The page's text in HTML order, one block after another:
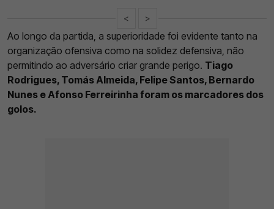
< >
Ao longo da partida, a superioridade foi evidente tanto na
organização ofensiva como na solidez defensiva, não
permitindo ao adversário criar grande perigo. Tiago
Rodrigues, Tomás Almeida, Felipe Santos, Bernardo
Nunes e Afonso Ferreirinha foram os marcadores dos
golos.